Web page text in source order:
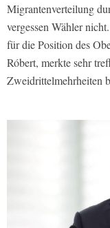
Migrantenverteilung
vergessen Wähler
für die Position des
Róbert, merkte sehr
Zweidrittelmehrheiten